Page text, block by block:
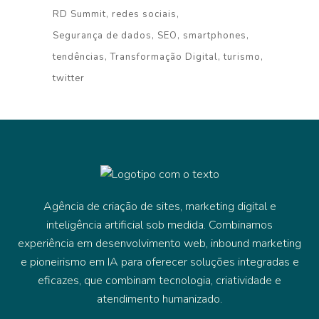
RD Summit redes sociais
Segurança de dados
SEO
smartphones
tendências Transformação Digital turismo
twitter
Agência de criação de sites, marketing digital e
inteligência artificial sob medida. Combinamos
experiência em desenvolvimento web, inbound marketing
e pioneirismo em IA para oferecer soluções integradas e
eficazes, que combinam tecnologia, criatividade e
atendimento humanizado.